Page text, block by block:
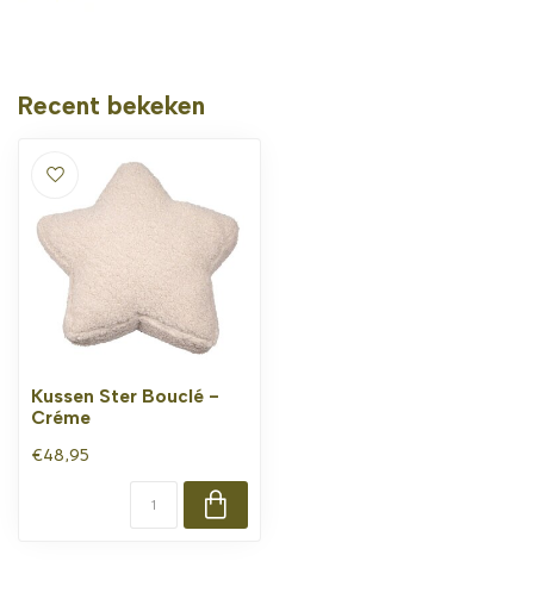
Recent bekeken
Kussen Ster Bouclé -
Créme
€48,95